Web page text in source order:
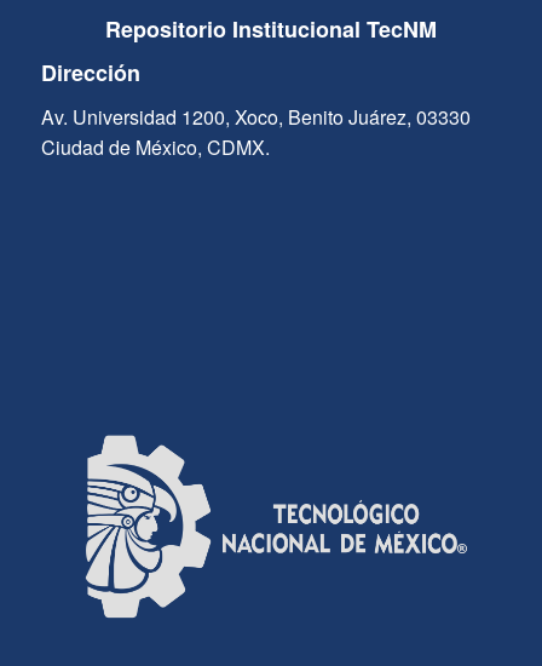
Repositorio Institucional TecNM
Dirección
Av. Universidad 1200, Xoco, Benito Juárez, 03330
Ciudad de México, CDMX.